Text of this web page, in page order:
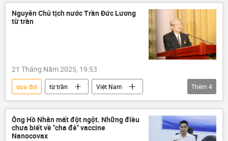
Lương Cường
Phạm Minh Chính
Trần Thanh Mẫn
Nguyên Chủ tịch nước Trần Đức Lương
từ trần
21 Tháng Năm 2025, 19:53
qua đời từ trần
Việt Nam
thông tin
Đảng Cộng sản
Đảng Cộng sản Việt Nam
Liên Xô
Thêm 4
Ông Hồ Nhân mất đột ngột. Những điều
chưa biết về "cha đẻ" vaccine
Nanocovax